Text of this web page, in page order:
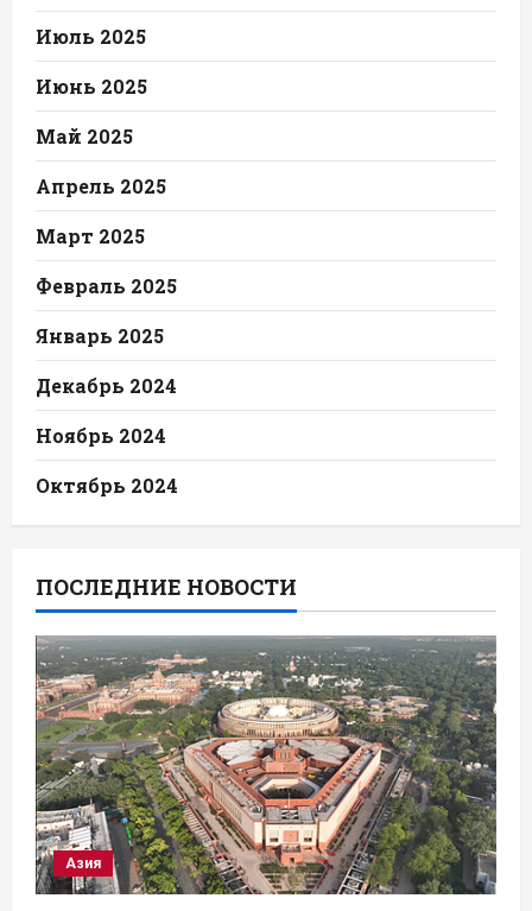
Июль 2025
Июнь 2025
Май 2025
Апрель 2025
Март 2025
Февраль 2025
Январь 2025
Декабрь 2024
Ноябрь 2024
Октябрь 2024
ПОСЛЕДНИЕ НОВОСТИ
Азия